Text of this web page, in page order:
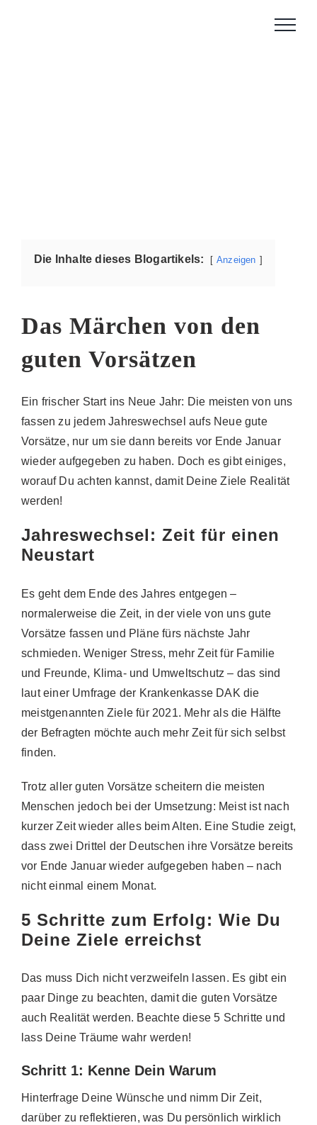
Die Inhalte dieses Blogartikels: Anzeigen
Das Märchen von den
guten Vorsätzen
Ein frischer Start ins Neue Jahr: Die meisten von uns
fassen zu jedem Jahreswechsel aufs Neue gute
Vorsätze, nur um sie dann bereits vor Ende Januar
wieder aufgegeben zu haben. Doch es gibt einiges,
worauf Du achten kannst, damit Deine Ziele Realität
werden!
Jahreswechsel: Zeit für einen
Neustart
Es geht dem Ende des Jahres entgegen –
normalerweise die Zeit, in der viele von uns gute
Vorsätze fassen und Pläne fürs nächste Jahr
schmieden. Weniger Stress, mehr Zeit für Familie
und Freunde, Klima- und Umweltschutz – das sind
laut einer Umfrage der Krankenkasse DAK die
meistgenannten Ziele für 2021. Mehr als die Hälfte
der Befragten möchte auch mehr Zeit für sich selbst
finden.
Trotz aller guten Vorsätze scheitern die meisten
Menschen jedoch bei der Umsetzung: Meist ist nach
kurzer Zeit wieder alles beim Alten. Eine Studie zeigt,
dass zwei Drittel der Deutschen ihre Vorsätze bereits
vor Ende Januar wieder aufgegeben haben – nach
nicht einmal einem Monat.
5 Schritte zum Erfolg: Wie Du
Deine Ziele erreichst
Das muss Dich nicht verzweifeln lassen. Es gibt ein
paar Dinge zu beachten, damit die guten Vorsätze
auch Realität werden. Beachte diese 5 Schritte und
lass Deine Träume wahr werden!
Schritt 1: Kenne Dein Warum
Hinterfrage Deine Wünsche und nimm Dir Zeit,
darüber zu reflektieren, was Du persönlich wirklich